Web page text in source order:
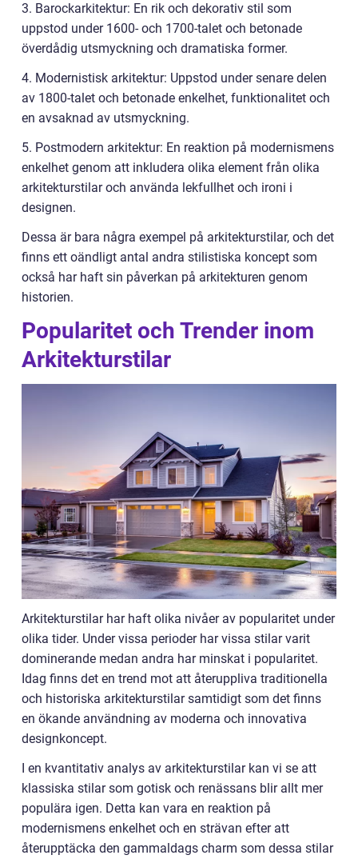
3. Barockarkitektur: En rik och dekorativ stil som
uppstod under 1600- och 1700-talet och betonade
överdådig utsmyckning och dramatiska former.
4. Modernistisk arkitektur: Uppstod under senare delen
av 1800-talet och betonade enkelhet, funktionalitet och
en avsaknad av utsmyckning.
5. Postmodern arkitektur: En reaktion på modernismens
enkelhet genom att inkludera olika element från olika
arkitekturstilar och använda lekfullhet och ironi i
designen.
Dessa är bara några exempel på arkitekturstilar, och det
finns ett oändligt antal andra stilistiska koncept som
också har haft sin påverkan på arkitekturen genom
historien.
Popularitet och Trender inom
Arkitekturstilar
Arkitekturstilar har haft olika nivåer av popularitet under
olika tider. Under vissa perioder har vissa stilar varit
dominerande medan andra har minskat i popularitet.
Idag finns det en trend mot att återuppliva traditionella
och historiska arkitekturstilar samtidigt som det finns
en ökande användning av moderna och innovativa
designkoncept.
I en kvantitativ analys av arkitekturstilar kan vi se att
klassiska stilar som gotisk och renässans blir allt mer
populära igen. Detta kan vara en reaktion på
modernismens enkelhet och en strävan efter att
återupptäcka den gammaldags charm som dessa stilar